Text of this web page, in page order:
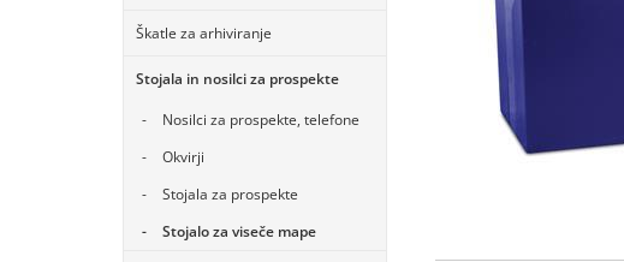
Škatle za arhiviranje
Stojala in nosilci za prospekte
Nosilci za prospekte, telefone
Okvirji
Stojala za prospekte
Stojalo za viseče mape